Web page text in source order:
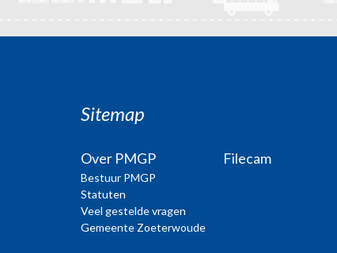
Sitemap
Over PMGP
Bestuur PMGP
Statuten
Veel gestelde vragen
Gemeente Zoeterwoude
Filecam